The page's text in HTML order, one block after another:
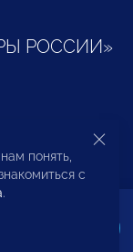
РОССИИ»
и
понять,
с
.